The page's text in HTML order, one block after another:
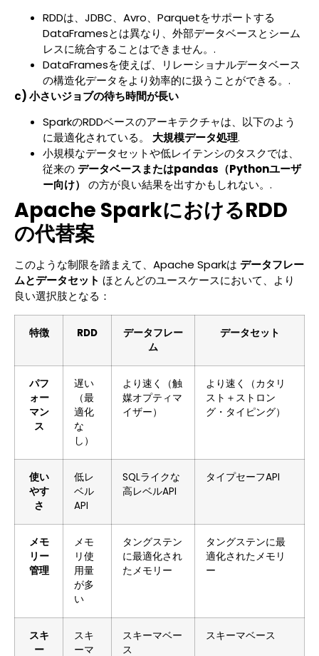
RDDは、JDBC、Avro、Parquetをサポートする
DataFramesとは異なり、外部データベースとシーム
レスに統合することはできません。.
DataFramesを使えば、リレーショナルデータベース
の構造化データをより効率的に扱うことができる。.
c) 小さいジョブの待ち時間が長い
SparkのRDDベースのアーキテクチャは、以下のよう
に最適化されている。 大規模データ処理.
小規模なデータセットや低レイテンシのタスクでは、
従来のデータベースまたはpandas（Pythonユーザ
ー向け）
の方が良い結果を出すかもしれない。.
Apache SparkにおけるRDD
の代替案
このような制限を踏まえて、Apache Sparkは データフレー
ムとデータセット ほとんどのユースケースにおいて、より
良い選択肢となる：
特徴 RDD
データフレー
ム
データセット
パフ
ォー
マン
ス
遅い
（最
適化
な
し）
より速く（触
媒オプティマ
イザー）
より速く（カタリ
スト＋ストロン
グ・タイピング）
使い
やす
さ
低レ
ベル
API
SQLライクな
高レベルAPI
タイプセーフAPI
メモ
リー
管理
メモ
リ使
用量
が多
い
タングステン
に最適化され
たメモリー
タングステンに最
適化されたメモリ
ー
スキ
ー
スキ
ーマ
スキーマベー
ス
スキーマベース